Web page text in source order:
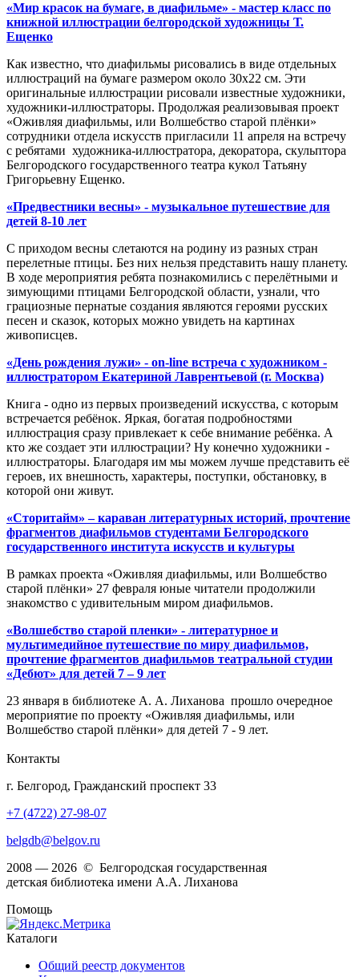
«Мир красок на бумаге, в диафильме» - мастер класс по
книжной иллюстрации белгородской художницы Т.
Ещенко
Как известно, что диафильмы рисовались в виде отдельных
иллюстраций на бумаге размером около 30х22 см. Эти
оригинальные иллюстрации рисовали известные художники,
художники-иллюстраторы. Продолжая реализовывая проект
«Оживляя диафильмы, или Волшебство старой плёнки»
сотрудники отдела искусств пригласили 11 апреля на встречу
с ребятами художника-иллюстратора, декоратора, скульптора
Белгородского государственного театра кукол Татьяну
Григорьевну Ещенко.
«Предвестники весны» - музыкальное путешествие для
детей 8-10 лет
С приходом весны слетаются на родину из разных стран
перелетные птицы. Без них нельзя представить нашу планету.
В ходе мероприятия ребята познакомились с перелётными и
зимующими птицами Белгородской области, узнали, что
грациозные пернатые создания являются героями русских
песен и сказок, которых можно увидеть на картинах
живописцев.
«День рождения лужи» - on-line встреча с художником -
иллюстратором Екатериной Лаврентьевой (г. Москва)
Книга - одно из первых произведений искусства, с которым
встречается ребёнок. Яркая, богатая подробностями
иллюстрация сразу привлекает к себе внимание ребёнка. А
кто же создает эти иллюстрации? Ну конечно художники -
иллюстраторы. Благодаря им мы можем лучше представить её
героев, их внешность, характеры, поступки, обстановку, в
которой они живут.
«Сторитайм» – караван литературных историй, прочтение
фрагментов диафильмов студентами Белгородского
государственного института искусств и культуры
В рамках проекта «Оживляя диафильмы, или Волшебство
старой плёнки» 27 февраля юные читатели продолжили
знакомство с удивительным миром диафильмов.
«Волшебство старой пленки» - литературное и
мультимедийное путешествие по миру диафильмов,
прочтение фрагментов диафильмов театральной студии
«Дебют» для детей 7 – 9 лет
23 января в библиотеке А. А. Лиханова прошло очередное
мероприятие по проекту «Оживляя диафильмы, или
Волшебство старой плёнки» для детей 7 - 9 лет.
Контакты
г. Белгород, Гражданский проспект 33
+7 (4722) 27-98-07
belgdb@belgov.ru
2008 — 2026 © Белгородская государственная
детская библиотека имени А.А. Лиханова
Помощь
Каталоги
Общий реестр документов